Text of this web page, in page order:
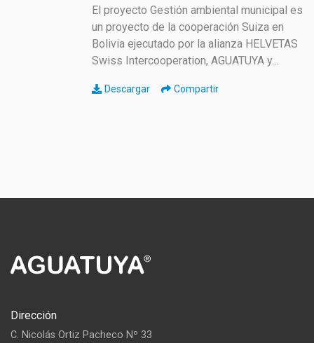
El proyecto Gestión ambiental municipal es
un proyecto de la cooperación Suiza en
Bolivia ejecutado por la alianza HELVETAS
Swiss Intercooperation, AGUATUYA y...
Descargar Compartir
Dirección
C. Nicolás Ortiz Pacheco Nº 33